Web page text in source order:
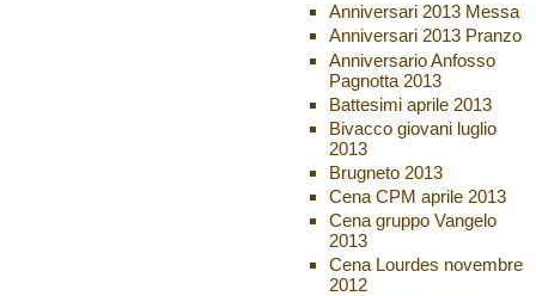
Anniversari 2013 Messa
Anniversari 2013 Pranzo
Anniversario Anfosso
Pagnotta 2013
Battesimi aprile 2013
Bivacco giovani luglio
2013
Brugneto 2013
Cena CPM aprile 2013
Cena gruppo Vangelo
2013
Cena Lourdes novembre
2012